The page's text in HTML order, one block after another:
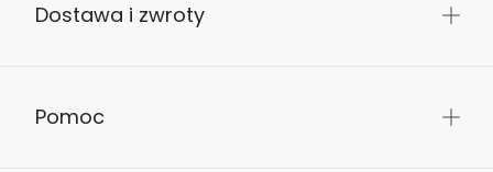
Dostawa i zwroty
Pomoc